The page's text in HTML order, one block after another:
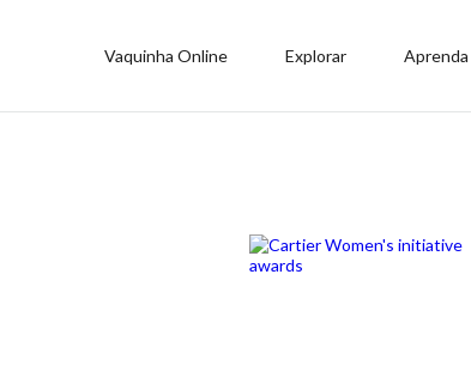
Vaquinha Online Explorar Aprenda